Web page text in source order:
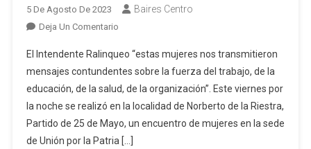
5 De Agosto De 2023 Baires Centro
Deja Un ComentarioEn
De
Mujeres
De
Unión
Por
La
El Intendente Ralinqueo “estas mujeres nos transmitieron
mensajes contundentes sobre la fuerza del trabajo, de la
educación, de la salud, de la organización”. Este viernes por
la noche se realizó en la localidad de Norberto de la Riestra,
Partido de 25 de Mayo, un encuentro de mujeres en la sede
de Unión por la Patria […]